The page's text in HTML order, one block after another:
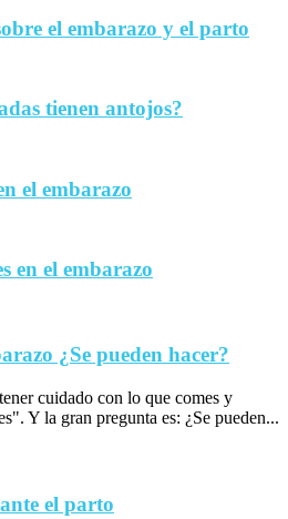
el embarazo y el parto
tienen antojos?
el embarazo
en el embarazo
¿Se pueden hacer?
cuidado con lo que comes y
Y la gran pregunta es: ¿Se pueden...
el parto